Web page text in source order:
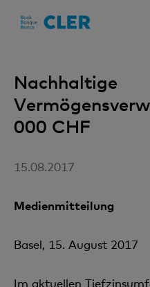
Nachhaltige
000 CHF
15.08.2017
Medienmitteilung
Basel, 15. August 2017
Im aktuellen